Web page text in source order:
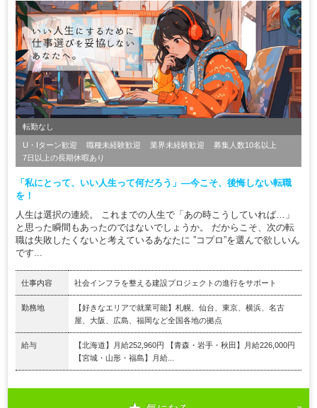
転勤なし
U・Iターン歓迎 職種未経験歓迎 業界未経験歓迎
募集人数10名以上
7日以上の長期休暇あり
「私にとって、いい人生って何だろう」―今こそ、後悔しない転職
を！
人生は選択の連続。 これまでの人生で「あの時こうしていれば…」
と思った瞬間もあったのではないでしょうか。 だからこそ、次の転
職は失敗したくないと考えているあなたに ”コプロ”を選んで欲しいん
です...
仕事内容 社会インフラを整える建設プロジェクトの進行をサポート
勤務地
【好きなエリアで就業可能】札幌、仙台、東京、横浜、名古
屋、大阪、広島、福岡など全国各地の拠点
給与
【北海道】月給252,960円 【青森・岩手・秋田】月給226,000円
【宮城・山形・福島】月給...